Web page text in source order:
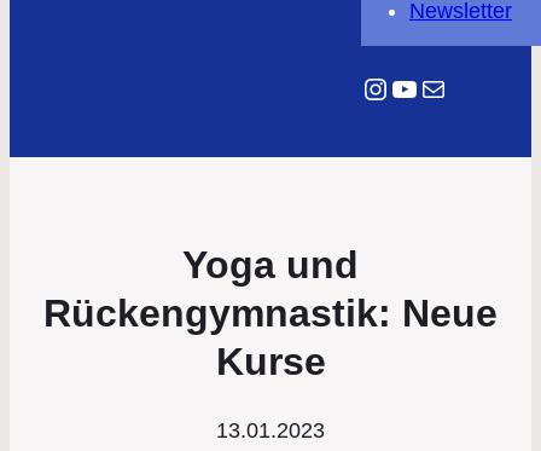
Newsletter
Instagram
YouTube
E-Mail
Yoga und
Rückengymnastik: Neue
Kurse
13.01.2023